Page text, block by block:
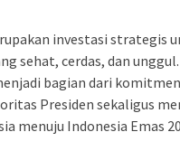
investasi strategis
sehat, cerdas, dan
bagian dari
Presiden sekaligus
menuju Indonesia Emas